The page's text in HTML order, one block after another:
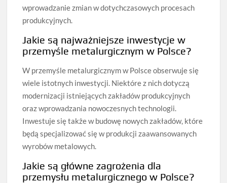
wprowadzanie zmian w dotychczasowych procesach
produkcyjnych.
Jakie są najważniejsze inwestycje w
przemyśle metalurgicznym w Polsce?
W przemyśle metalurgicznym w Polsce obserwuje się
wiele istotnych inwestycji. Niektóre z nich dotyczą
modernizacji istniejących zakładów produkcyjnych
oraz wprowadzania nowoczesnych technologii.
Inwestuje się także w budowę nowych zakładów, które
będą specjalizować się w produkcji zaawansowanych
wyrobów metalowych.
Jakie są główne zagrożenia dla
przemysłu metalurgicznego w Polsce?